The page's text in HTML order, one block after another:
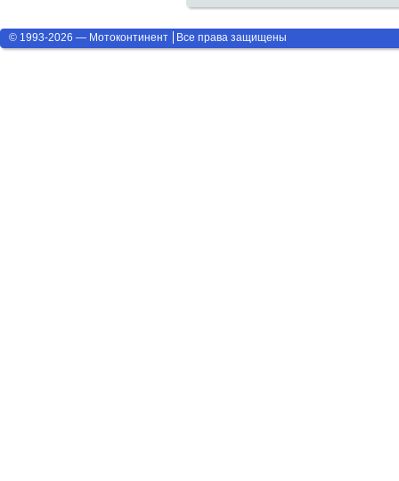
© 1993-2026 — Мотоконтинент Все права защищены